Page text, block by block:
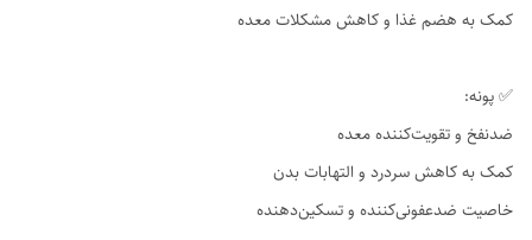
کمک به هضم غذا و کاهش مشکلات معده
✅ پونه:
ضدنفخ و تقویت‌کننده معده
کمک به کاهش سردرد و التهابات بدن
خاصیت ضدعفونی‌کننده و تسکین‌دهنده